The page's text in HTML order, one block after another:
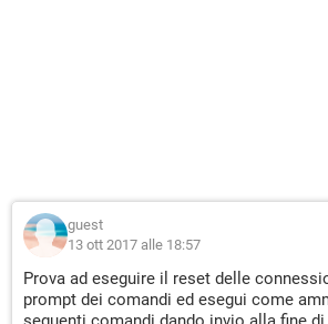
guest
13 ott 2017 alle 18:57
Prova ad eseguire il reset delle
prompt dei comandi ed esegui come